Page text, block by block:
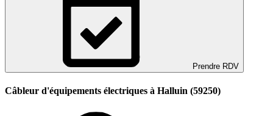
Prendre RDV
Câbleur d'équipements électriques à Halluin (59250)